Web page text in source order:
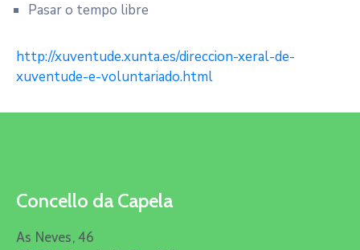
Pasar o tempo libre
http://xuventude.xunta.es/direccion-xeral-de-
xuventude-e-voluntariado.html
Concello da Capela
As Neves, 46